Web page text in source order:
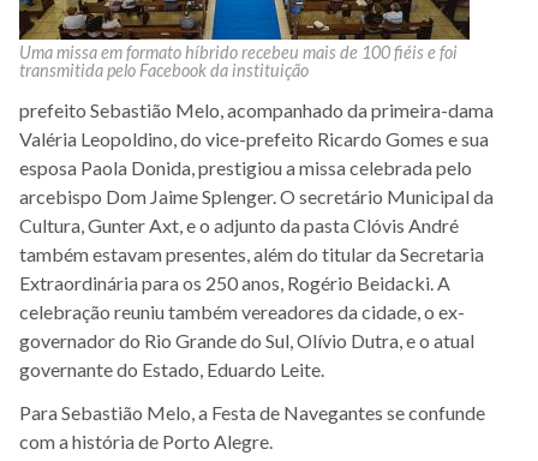
Uma missa em formato híbrido recebeu mais de 100 fiéis e foi
transmitida pelo Facebook da instituição
prefeito Sebastião Melo, acompanhado da primeira-dama
Valéria Leopoldino, do vice-prefeito Ricardo Gomes e sua
esposa Paola Donida, prestigiou a missa celebrada pelo
arcebispo Dom Jaime Splenger. O secretário Municipal da
Cultura, Gunter Axt, e o adjunto da pasta Clóvis André
também estavam presentes, além do titular daSecretaria
Extraordinária para os 250 anos, Rogério Beidacki. A
celebração reuniu também vereadores da cidade, o ex-
governador do Rio Grande do Sul, Olívio Dutra, e o atual
governante do Estado, Eduardo Leite.
Para Sebastião Melo, a Festa de Navegantes se confunde
com a história de Porto Alegre.